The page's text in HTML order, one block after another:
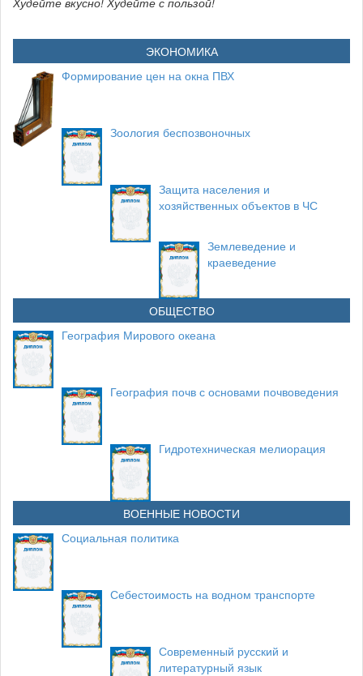
ЭКОНОМИКА
Формирование цен на окна ПВХ
Зоология беспозвоночных
Защита населения и
хозяйственных объектов в ЧС
Землеведение и
краеведение
ОБЩЕСТВО
География Мирового океана
География почв с основами почвоведения
Гидротехническая мелиорация
ВОЕННЫЕ НОВОСТИ
Социальная политика
Себестоимость на водном транспорте
Современный русский и
литературный язык